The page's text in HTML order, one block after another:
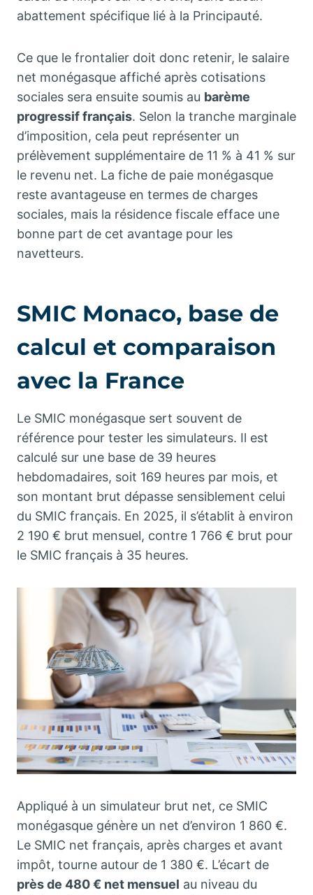
abattement spécifique lié à la Principauté.
Ce que le frontalier doit donc retenir, le salaire
net monégasque affiché après cotisations
sociales sera ensuite soumis au barème
progressif français. Selon la tranche marginale
d’imposition, cela peut représenter un
prélèvement supplémentaire de 11 % à 41 % sur
le revenu net. La fiche de paie monégasque
reste avantageuse en termes de charges
sociales, mais la résidence fiscale efface une
bonne part de cet avantage pour les
navetteurs.
SMIC Monaco, base de
calcul et comparaison
avec la France
Le SMIC monégasque sert souvent de
référence pour tester les simulateurs. Il est
calculé sur une base de 39 heures
hebdomadaires, soit 169 heures par mois, et
son montant brut dépasse sensiblement celui
du SMIC français. En 2025, il s’établit à environ
2 190 € brut mensuel, contre 1 766 € brut pour
le SMIC français à 35 heures.
Appliqué à un simulateur brut net, ce SMIC
monégasque génère un net d’environ 1 860 €.
Le SMIC net français, après charges et avant
impôt, tourne autour de 1 380 €. L’écart de
près de 480 € net mensuel au niveau du